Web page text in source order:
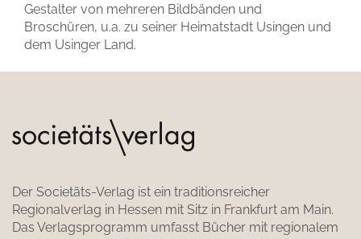
Gestalter von mehreren Bildbänden und
Broschüren, u.a. zu seiner Heimatstadt Usingen und
dem Usinger Land.
Der Societäts-Verlag ist ein traditionsreicher
Regionalverlag in Hessen mit Sitz in Frankfurt am Main.
Das Verlagsprogramm umfasst Bücher mit regionalem